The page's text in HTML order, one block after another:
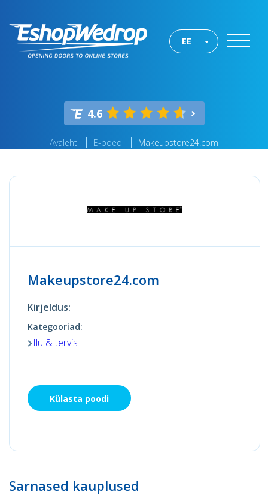
EE
4.6
Avaleht E-poed Makeupstore24.com
Makeupstore24.com
Kirjeldus:
Kategooriad:
Ilu & tervis
Külasta poodi
Sarnased kauplused